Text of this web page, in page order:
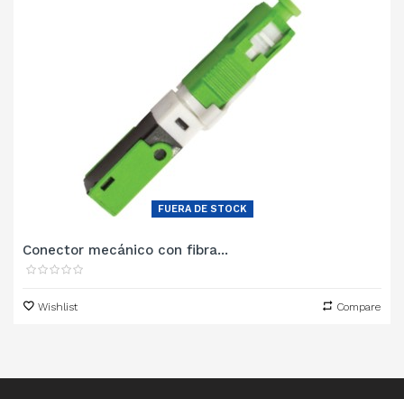
FUERA DE STOCK
Conector mecánico con fibra...
Wishlist Compare